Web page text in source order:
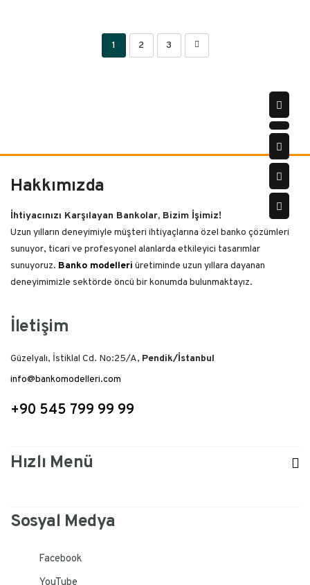
1 2 3
Hakkımızda
İhtiyacınızı Karşılayan Bankolar, Bizim İşimiz!
Uzun yılların deneyimiyle müşteri ihtiyaçlarına özel banko çözümleri
sunuyor, ticari ve profesyonel alanlarda etkileyici tasarımlar
sunuyoruz. Banko modelleri üretiminde uzun yıllara dayanan
deneyimimizle sektörde öncü bir konumda bulunmaktayız.
İletişim
Güzelyalı, İstiklal Cd. No:25/A, Pendik/İstanbul
info@bankomodelleri.com
+90 545 799 99 99
Hızlı Menü
Sosyal Medya
Facebook